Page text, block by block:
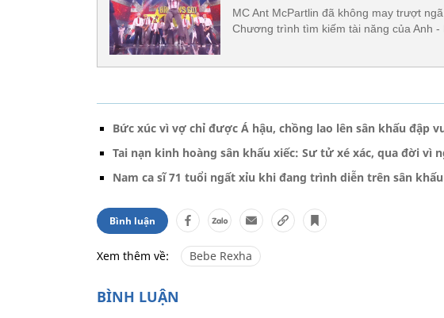
MC Ant McPartlin đã không may trượt
Chương trình tìm kiếm tài năng của Anh -
Bức xúc vì vợ chỉ được Á hậu, chồng lao lên sân khấu đập
Tai nạn kinh hoàng sân khấu xiếc: Sư tử xé xác, qua đời vì
Nam ca sĩ 71 tuổi ngất xỉu khi đang trình diễn trên sân khấu
Bình luận
Xem thêm về: Bebe Rexha